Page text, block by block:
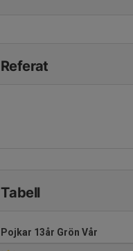
Referat
Tabell
Pojkar 13år Grön Vår